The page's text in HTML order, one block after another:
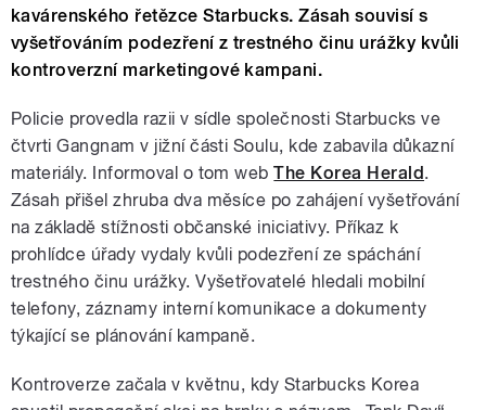
kavárenského řetězce Starbucks. Zásah souvisí s
vyšetřováním podezření z trestného činu urážky kvůli
kontroverzní marketingové kampani.
Policie provedla razii v sídle společnosti Starbucks ve
čtvrti Gangnam v jižní části Soulu, kde zabavila důkazní
materiály. Informoval o tom webThe Korea Herald.
Zásah přišel zhruba dva měsíce po zahájení vyšetřování
na základě stížnosti občanské iniciativy. Příkaz k
prohlídce úřady vydaly kvůli podezření ze spáchání
trestného činu urážky. Vyšetřovatelé hledali mobilní
telefony, záznamy interní komunikace a dokumenty
týkající se plánování kampaně.
Kontroverze začala v květnu, kdy Starbucks Korea